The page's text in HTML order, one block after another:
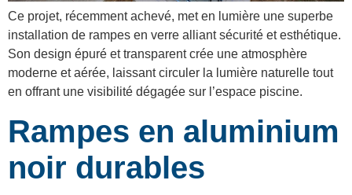
Ce projet, récemment achevé, met en lumière une superbe
installation de rampes en verre alliant sécurité et esthétique.
Son design épuré et transparent crée une atmosphère
moderne et aérée, laissant circuler la lumière naturelle tout
en offrant une visibilité dégagée sur l’espace piscine.
Rampes en aluminium
noir durables